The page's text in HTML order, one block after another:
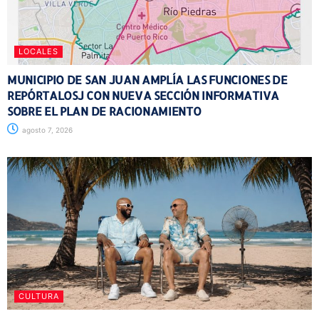
LOCALES
MUNICIPIO DE SAN JUAN AMPLÍA LAS FUNCIONES DE
REPÓRTALOSJ CON NUEVA SECCIÓN INFORMATIVA
SOBRE EL PLAN DE RACIONAMIENTO
agosto 7, 2026
CULTURA